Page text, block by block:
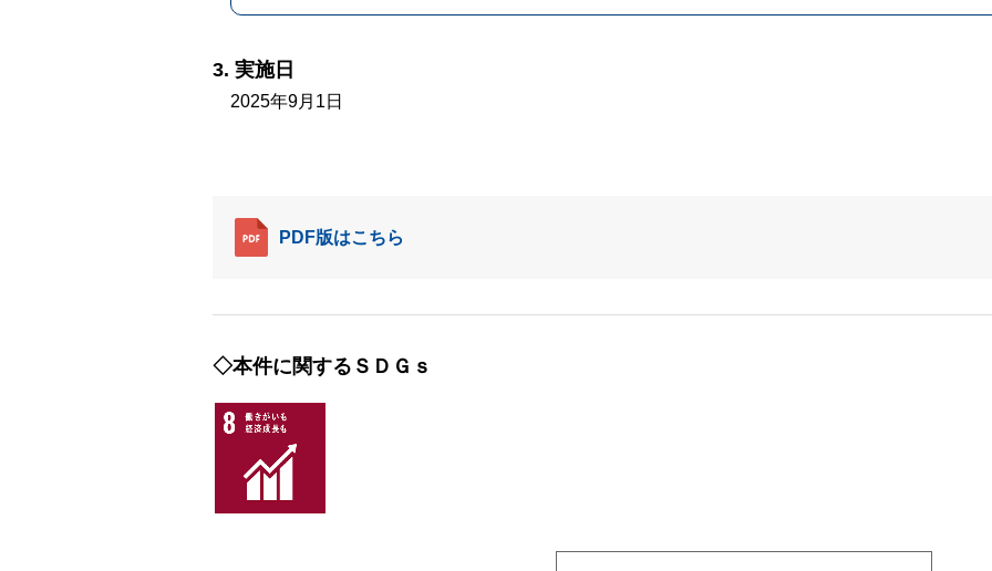
実施日
2025年9月1日
PDF版はこちら
◇本件に関するＳＤＧｓ